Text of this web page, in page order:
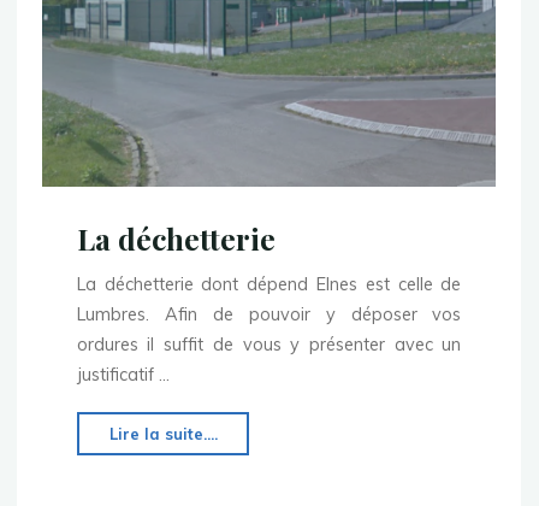
La déchetterie
La déchetterie dont dépend Elnes est celle de
Lumbres. Afin de pouvoir y déposer vos
ordures il suffit de vous y présenter avec un
justificatif …
Lire la suite....
déchetterie"